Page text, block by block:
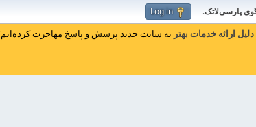
پارسی‌لاتک.
Log in
دلیل ارائه خدمات بهتر به سایت جدید پرسش و پاسخ مهاجرت